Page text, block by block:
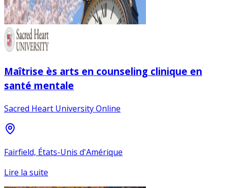
Maîtrise ès arts en counseling clinique en
santé mentale
Sacred Heart University Online
Fairfield, États-Unis d'Amérique
Lire la suite